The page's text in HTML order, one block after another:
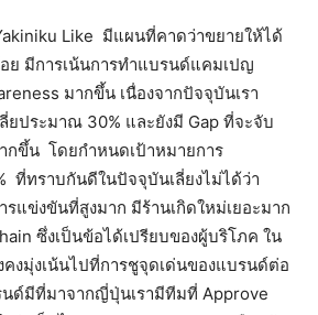
Like มีแผนที่คาดว่าขยายให้ได้
ย มีการเน้นการทำแบรนด์แคมเปญ
มากขึ้น เนื่องจากปัจจุบันเรา
ยประมาณ 30% และยังมี Gap ที่จะจับ
กขึ้น โดยกำหนดเป้าหมายการ
ที่ทราบกันดีในปัจจุบันเลี่ยงไม่ได้ว่า
รแข่งขันที่สูงมาก มีร้านเกิดใหม่เยอะมาก
ซึ่งเป็นข้อได้เปรียบของผู้บริโภค ใน
งมุ่งเน้นไปที่การชูจุดเด่นของแบรนด์ต่อ
ด์มีที่มาจากญี่ปุ่นเรามีทีมที่ Approve